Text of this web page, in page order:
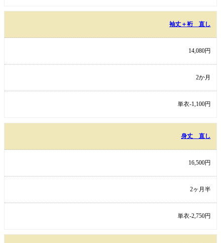
袖丈＋裄 直し
14,080円
2か月
単衣-1,100円
身丈 直し
16,500円
2ヶ月半
単衣-2,750円